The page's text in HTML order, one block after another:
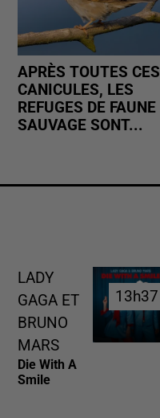
APRÈS TOUTES CES
CANICULES, LES
REFUGES DE FAUNE
SAUVAGE SONT...
LADY
GAGA ET
BRUNO
MARS
Die With A
Smile
13h37
13h37